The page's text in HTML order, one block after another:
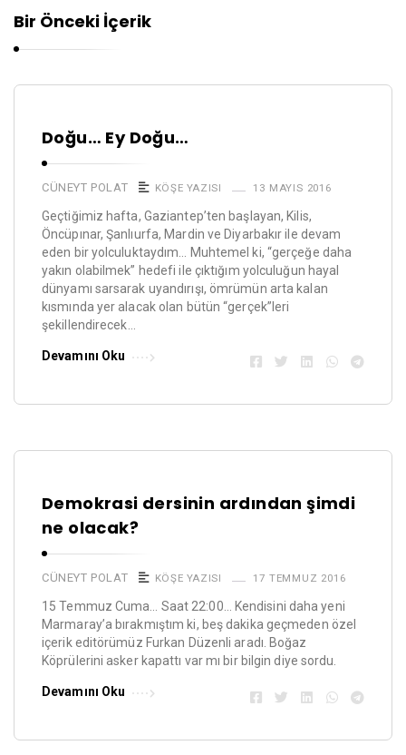
Bir Önceki İçerik
Doğu… Ey Doğu…
CÜNEYT POLAT KÖŞE YAZISI 13 MAYIS 2016
Geçtiğimiz hafta, Gaziantep’ten başlayan, Kilis,
Öncüpınar, Şanlıurfa, Mardin ve Diyarbakır ile devam
eden bir yolculuktaydım… Muhtemel ki, “gerçeğe daha
yakın olabilmek” hedefi ile çıktığım yolculuğun hayal
dünyamı sarsarak uyandırışı, ömrümün arta kalan
kısmında yer alacak olan bütün “gerçek”leri
şekillendirecek…
Devamını Oku
Demokrasi dersinin ardından şimdi
ne olacak?
CÜNEYT POLAT KÖŞE YAZISI 17 TEMMUZ 2016
15 Temmuz Cuma… Saat 22:00… Kendisini daha yeni
Marmaray’a bırakmıştım ki, beş dakika geçmeden özel
içerik editörümüz Furkan Düzenli aradı. Boğaz
Köprülerini asker kapattı var mı bir bilgin diye sordu.
Devamını Oku